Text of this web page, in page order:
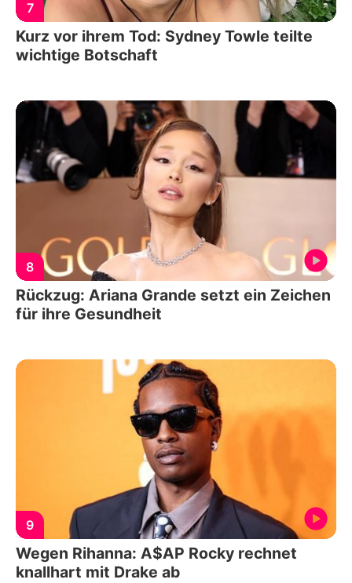
7
Kurz vor ihrem Tod: Sydney Towle teilte
wichtige Botschaft
8
Rückzug: Ariana Grande setzt ein Zeichen
für ihre Gesundheit
9
Wegen Rihanna: A$AP Rocky rechnet
knallhart mit Drake ab